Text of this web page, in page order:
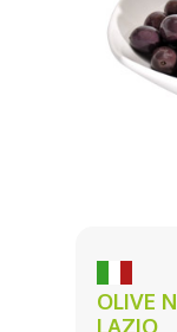
OLIVE
LAZIO